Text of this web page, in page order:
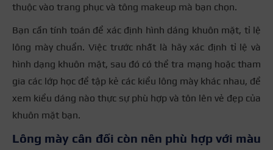
thuộc vào trang phục và tông makeup mà bạn chọn.
Bạn cần tính toán để xác định hình dáng khuôn mặt, tỉ lệ
lông mày chuẩn. Việc trước nhất là hãy xác định tỉ lệ và
hình dạng khuôn mặt, sau đó có thể tra mạng hoặc tham
gia các lớp học để tập kẻ các kiểu lông mày khác nhau, để
xem kiểu dáng nào thực sự phù hợp và tôn lên vẻ đẹp của
khuôn mặt bạn.
Lông mày cân đối còn nên phù hợp với màu